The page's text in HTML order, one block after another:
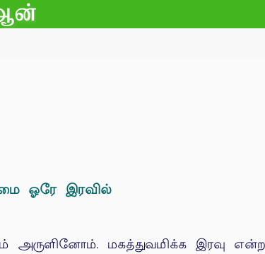
ஓரே இரவில்
அருளினோம். மகத்துவமிக்க இரவு